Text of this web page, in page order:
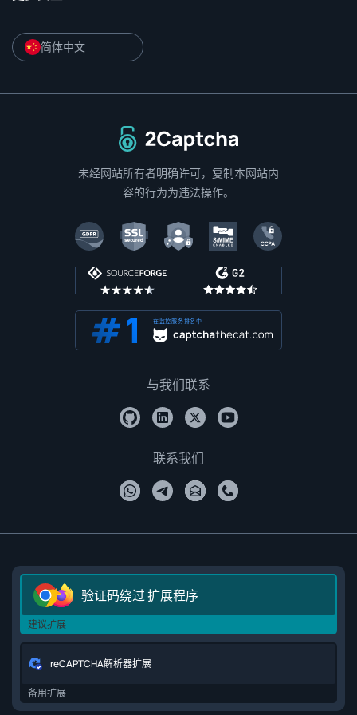
简体中文
返回主页
未经网站所有者明确许可，复制本网站内
容的行为为违法操作。
在监控服务排名中
与我们联系
联系我们
验证码绕过 扩展程序
建议扩展
reCAPTCHA解析器扩展
备用扩展